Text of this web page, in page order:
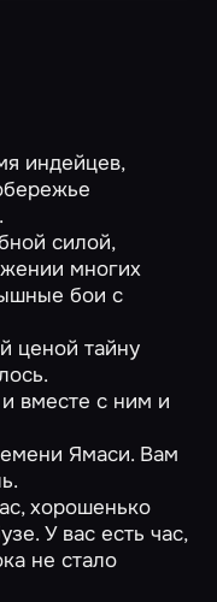
индейцев,
силой,
многих
бои с
ценой тайну
вместе с ним и
Ямаси. Вам
хорошенько
У вас есть час,
не стало